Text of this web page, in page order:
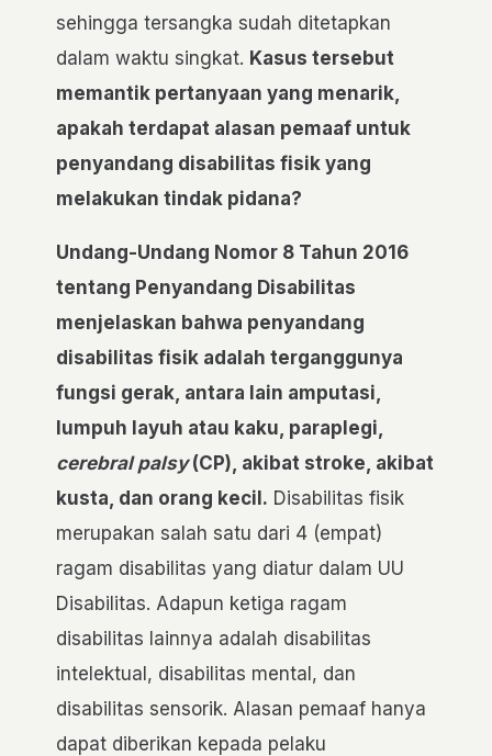
sehingga tersangka sudah ditetapkan
dalam waktu singkat. Kasus tersebut
memantik pertanyaan yang menarik,
apakah terdapat alasan pemaaf untuk
penyandang disabilitas fisik yang
melakukan tindak pidana?
Undang-Undang Nomor 8 Tahun 2016
tentang Penyandang Disabilitas
menjelaskan bahwa penyandang
disabilitas fisik adalah terganggunya
fungsi gerak, antara lain amputasi,
lumpuh layuh atau kaku, paraplegi,
cerebral palsy(CP), akibat stroke, akibat
kusta, dan orang kecil. Disabilitas fisik
merupakan salah satu dari 4 (empat)
ragam disabilitas yang diatur dalam UU
Disabilitas. Adapun ketiga ragam
disabilitas lainnya adalah disabilitas
intelektual, disabilitas mental, dan
disabilitas sensorik. Alasan pemaaf hanya
dapat diberikan kepada pelaku